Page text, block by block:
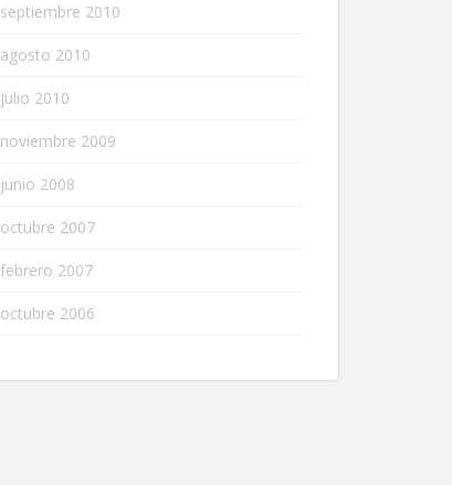
septiembre 2010
agosto 2010
julio 2010
noviembre 2009
junio 2008
octubre 2007
febrero 2007
octubre 2006